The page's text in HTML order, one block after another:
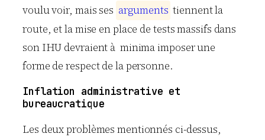
voulu voir, mais ses arguments tiennent la
route, et la mise en place de tests massifs dans
son IHU devraient à minima imposer une
forme de respect de la personne.
Inflation administrative et
bureaucratique
Les deux problèmes mentionnés ci-dessus,